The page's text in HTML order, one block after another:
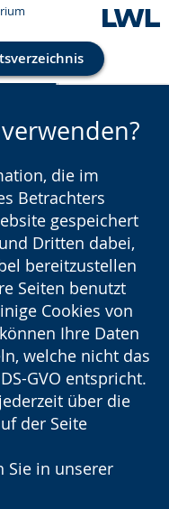
die im
Betrachters
gespeichert
Dritten dabei,
bereitzustellen
Seiten benutzt
Cookies von
Ihre Daten
welche nicht das
GVO entspricht.
über die
der Seite
Sie in unserer